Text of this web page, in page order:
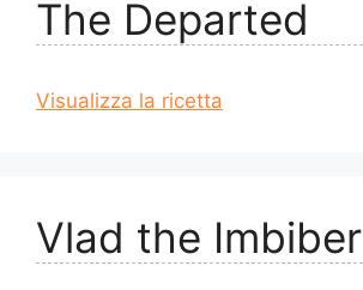
The Departed
Visualizza la ricetta
Vlad the Imbiber